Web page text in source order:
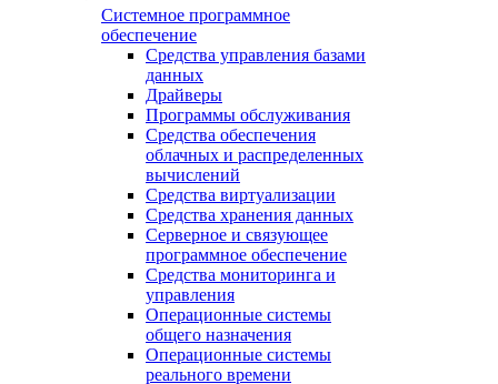
Системное программное
обеспечение
Средства управления базами
данных
Драйверы
Программы обслуживания
Средства обеспечения
облачных и распределенных
вычислений
Средства виртуализации
Средства хранения данных
Серверное и связующее
программное обеспечение
Средства мониторинга и
управления
Операционные системы
общего назначения
Операционные системы
реального времени